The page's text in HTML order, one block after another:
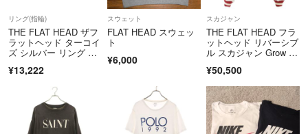
https://fril.jp/ts/official/law/vtr/
◆返品特約：
https://fril.jp/ts/official/law/vtr/#return_policy
◆適格請求書発行事業者登録番号：T4260002013524
リング(指輪)
THE FLAT HEAD ザフ
ラットヘッド ターコイ
ズ シルバー リング シ
系 約17号【中古】
¥13,222
スウェット
FLAT HEAD スウェッ
ト
¥6,000
スカジャン
THE FLAT HEAD フラ
ットヘッド リバーシブ
ル スカジャン Grow S
ャケット 龍 虎 富士 グ
0511
¥50,500